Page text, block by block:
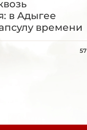
в Адыгее
времени
57